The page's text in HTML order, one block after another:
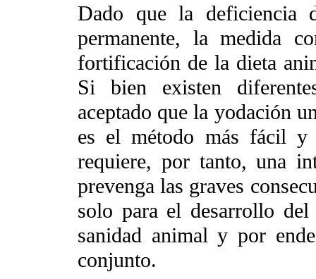
Dado que la deficiencia
permanente, la medida
fortificación de la dieta
Si bien existen
aceptado que la yodación
es el método más fácil y
requiere, por tanto, una
prevenga las graves
solo para el desarrollo
sanidad animal y por
conjunto.